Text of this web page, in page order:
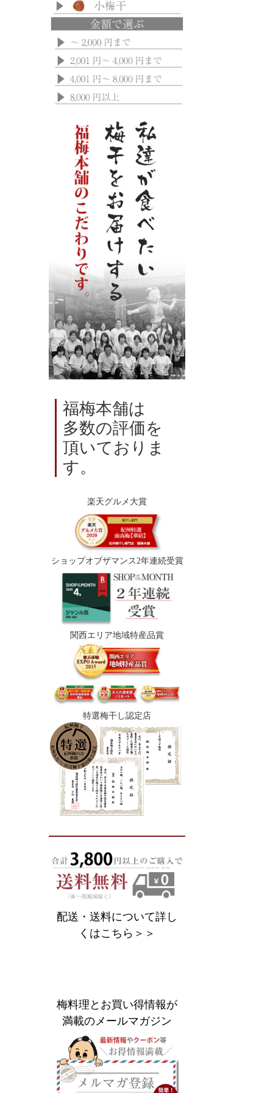
福梅本舗は
多数の評価を
頂いておりま
す。
楽天グルメ大賞
ショップオブザマンス2年連続受賞
関西エリア地域特産品賞
特選梅干し認定店
配送・送料について詳し
くはこちら＞＞
梅料理とお買い得情報が
満載のメールマガジン